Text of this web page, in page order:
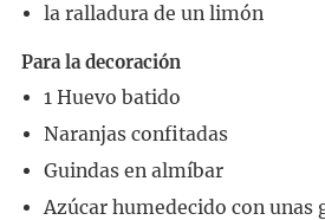
la ralladura de un limón
Para la decoración
1 Huevo batido
Naranjas confitadas
Guindas en almíbar
Azúcar humedecido con unas